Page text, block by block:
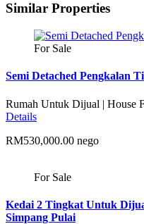
Similar Properties
For Sale
Semi Detached Pengkalan
Rumah Untuk Dijual | House
Details
RM530,000.00 nego
For Sale
Kedai 2 Tingkat Untuk
Simpang Pulai